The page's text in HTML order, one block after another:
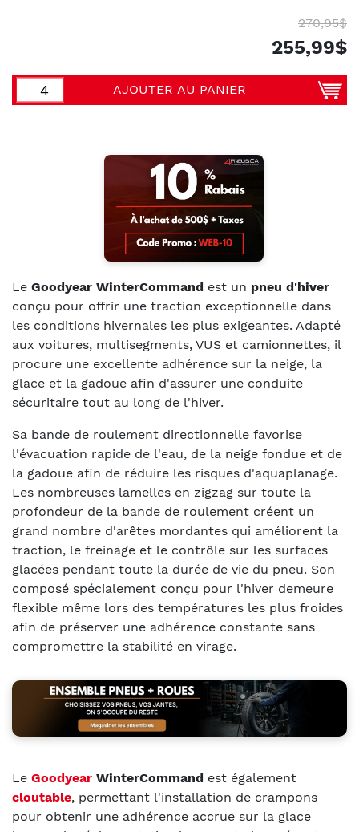
270,95$
255,99$
AJOUTER AU PANIER
Le Goodyear WinterCommand est un pneu d'hiver
conçu pour offrir une traction exceptionnelle dans
les conditions hivernales les plus exigeantes. Adapté
aux voitures, multisegments, VUS et camionnettes, il
procure une excellente adhérence sur la neige, la
glace et la gadoue afin d'assurer une conduite
sécuritaire tout au long de l'hiver.
Sa bande de roulement directionnelle favorise
l'évacuation rapide de l'eau, de la neige fondue et de
la gadoue afin de réduire les risques d'aquaplanage.
Les nombreuses lamelles en zigzag sur toute la
profondeur de la bande de roulement créent un
grand nombre d'arêtes mordantes qui améliorent la
traction, le freinage et le contrôle sur les surfaces
glacées pendant toute la durée de vie du pneu. Son
composé spécialement conçu pour l'hiver demeure
flexible même lors des températures les plus froides
afin de préserver une adhérence constante sans
compromettre la stabilité en virage.
Le Goodyear WinterCommand est également
cloutable, permettant l'installation de crampons
pour obtenir une adhérence accrue sur la glace